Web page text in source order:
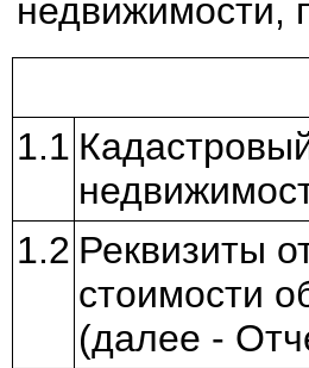
недвижимости,
1.1
1.2 Реквизиты
стоимости
(далее -